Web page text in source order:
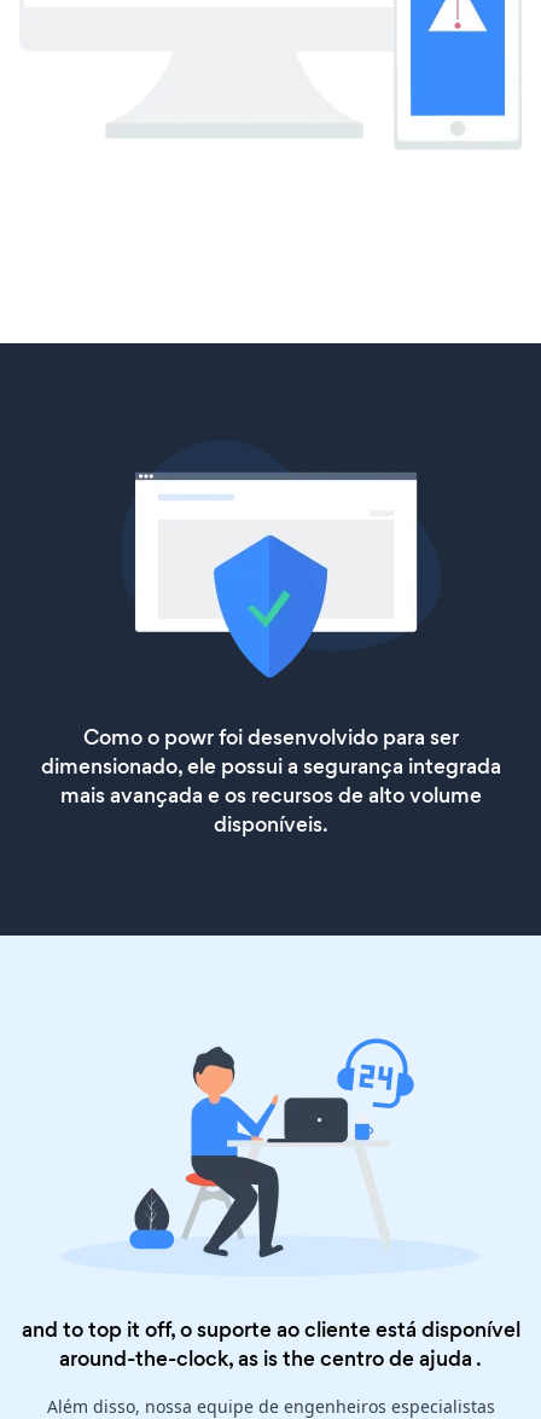
Como o powr foi desenvolvido para ser
dimensionado, ele possui a segurança integrada
mais avançada e os recursos de alto volume
disponíveis.
and to top it off, o suporte ao cliente está disponível
around-the-clock, as is thecentro de ajuda .
Além disso, nossa equipe de engenheiros especialistas